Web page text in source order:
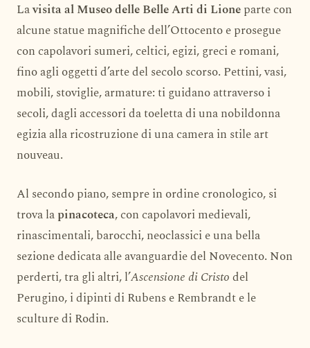
Lavisita al Museo delle Belle Arti di Lioneparte con
alcune statue magnifiche dell’Ottocento e prosegue
con capolavori sumeri, celtici, egizi, greci e romani,
fino agli oggetti d’arte del secolo scorso. Pettini, vasi,
mobili, stoviglie, armature: ti guidano attraverso i
secoli, dagli accessori da toeletta di una nobildonna
egizia alla ricostruzione di una camera in stile art
nouveau.
Al secondo piano, sempre in ordine cronologico, si
trova lapinacoteca, con capolavori medievali,
rinascimentali, barocchi, neoclassici e una bella
sezione dedicata alle avanguardie del Novecento. Non
perderti, tra gli altri, l’Ascensione di Cristodel
Perugino, i dipinti di Rubens e Rembrandt e le
sculture di Rodin.